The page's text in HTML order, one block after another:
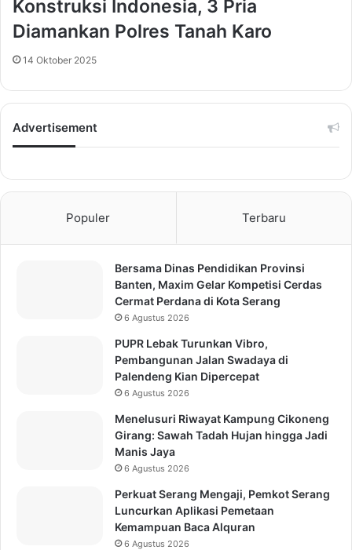
Konstruksi Indonesia, 3 Pria
Diamankan Polres Tanah Karo
14 Oktober 2025
Advertisement
Populer Terbaru
Bersama Dinas Pendidikan Provinsi
Banten, Maxim Gelar Kompetisi Cerdas
Cermat Perdana di Kota Serang
6 Agustus 2026
PUPR Lebak Turunkan Vibro,
Pembangunan Jalan Swadaya di
Palendeng Kian Dipercepat
6 Agustus 2026
Menelusuri Riwayat Kampung Cikoneng
Girang: Sawah Tadah Hujan hingga Jadi
Manis Jaya
6 Agustus 2026
Perkuat Serang Mengaji, Pemkot Serang
Luncurkan Aplikasi Pemetaan
Kemampuan Baca Alquran
6 Agustus 2026